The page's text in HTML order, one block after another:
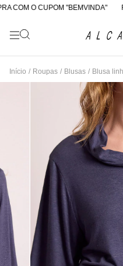
COM O CUPOM "BEMVINDA"
Início / Roupas / Blusas / Blusa